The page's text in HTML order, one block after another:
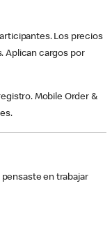
Los precios
Aplican cargos por
Mobile Order &
pensaste en trabajar